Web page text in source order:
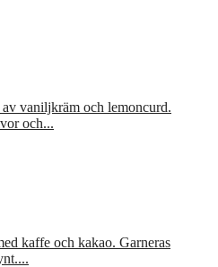
vaniljkräm och lemoncurd.
och...
kaffe och kakao. Garneras